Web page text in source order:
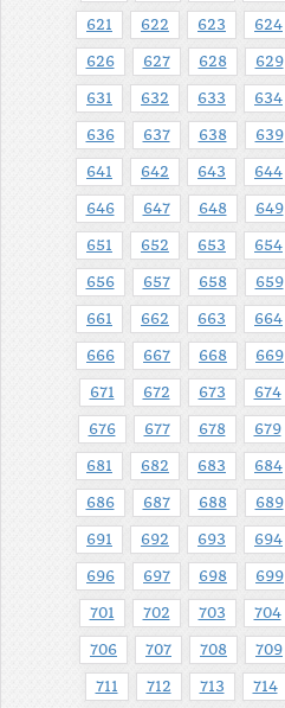
621 622 623 624
626 627 628 629
631 632 633 634
636 637 638 639
641 642 643 644
646 647 648 649
651 652 653 654
656 657 658 659
661 662 663 664
666 667 668 669
671 672 673 674
676 677 678 679
681 682 683 684
686 687 688 689
691 692 693 694
696 697 698 699
701 702 703 704
706 707 708 709
711 712 713 714